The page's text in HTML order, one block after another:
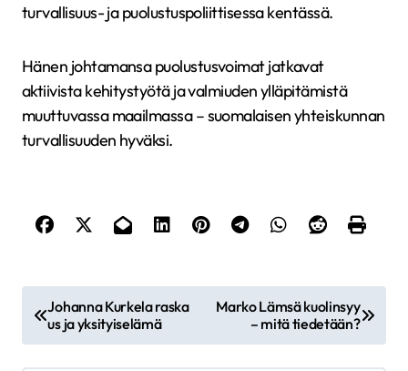
turvallisuus- ja puolustuspoliittisessa kentässä.
Hänen johtamansa puolustusvoimat jatkavat
aktiivista kehitystyötä ja valmiuden ylläpitämistä
muuttuvassa maailmassa – suomalaisen yhteiskunnan
turvallisuuden hyväksi.
t
Johanna Kurkela raska
us ja yksityiselämä
Marko Lämsä kuolinsyy
– mitä tiedetään?